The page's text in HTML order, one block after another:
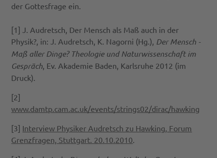
der Gottesfrage ein.
[1] J. Audretsch, Der Mensch als Maß auch in der
Physik?, in: J. Audretsch, K. Nagorni (Hg.), Der Mensch -
Maß aller Dinge? Theologie und Naturwissenschaft im
Gespräch , Ev. Akademie Baden, Karlsruhe 2012 (im
Druck).
[2]
www.damtp.cam.ac.uk/events/strings02/dirac/hawking
[3] Interview Physiker Audretsch zu Hawking, Forum
Grenzfragen, Stuttgart. 20.10.2010